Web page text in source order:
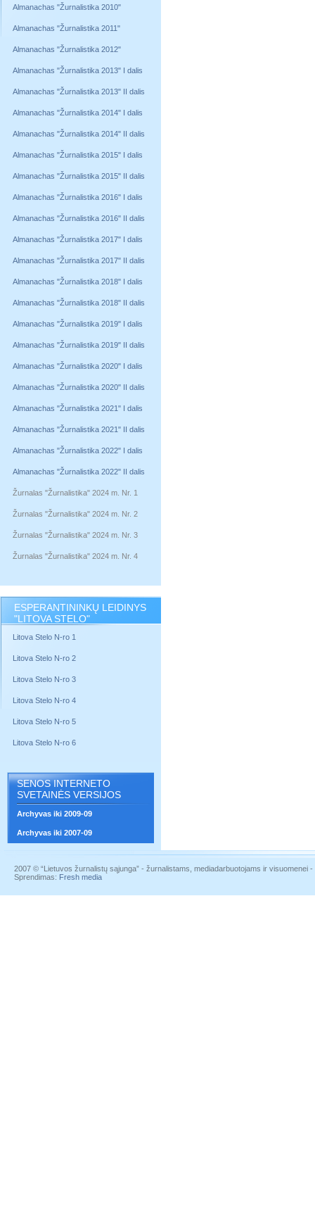
Almanachas "Žurnalistika 2010"
Almanachas "Žurnalistika 2011"
Almanachas "Žurnalistika 2012"
Almanachas "Žurnalistika 2013" I dalis
Almanachas "Žurnalistika 2013" II dalis
Almanachas "Žurnalistika 2014" I dalis
Almanachas "Žurnalistika 2014" II dalis
Almanachas "Žurnalistika 2015" I dalis
Almanachas "Žurnalistika 2015" II dalis
Almanachas "Žurnalistika 2016" I dalis
Almanachas "Žurnalistika 2016" II dalis
Almanachas "Žurnalistika 2017" I dalis
Almanachas "Žurnalistika 2017" II dalis
Almanachas "Žurnalistika 2018" I dalis
Almanachas "Žurnalistika 2018" II dalis
Almanachas "Žurnalistika 2019" I dalis
Almanachas "Žurnalistika 2019" II dalis
Almanachas "Žurnalistika 2020" I dalis
Almanachas "Žurnalistika 2020" II dalis
Almanachas "Žurnalistika 2021" I dalis
Almanachas "Žurnalistika 2021" II dalis
Almanachas "Žurnalistika 2022" I dalis
Almanachas "Žurnalistika 2022" II dalis
Žurnalas "Žurnalistika" 2024 m. Nr. 1
Žurnalas "Žurnalistika" 2024 m. Nr. 2
Žurnalas "Žurnalistika" 2024 m. Nr. 3
Žurnalas "Žurnalistika" 2024 m. Nr. 4
ESPERANTININKŲ LEIDINYS
"LITOVA STELO"
Litova Stelo N-ro 1
Litova Stelo N-ro 2
Litova Stelo N-ro 3
Litova Stelo N-ro 4
Litova Stelo N-ro 5
Litova Stelo N-ro 6
SENOS INTERNETO
SVETAINĖS VERSIJOS
Archyvas iki 2009-09
Archyvas iki 2007-09
2007 © “Lietuvos žurnalistų sąjunga” - žurnalistams, mediadarbuotojams ir visuomenei
Sprendimas: Fresh media